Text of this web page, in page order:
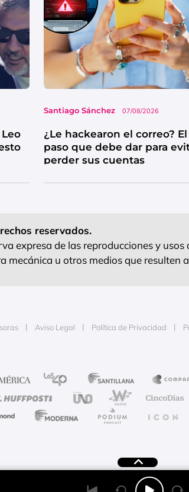
Santiago Sánchez 07/08/2026
¿Le hackearon el correo?
paso que debe dar para
perder sus cuentas
reservados.
expresa de las reproducciones y
mecánica u otros medios que resulten
Aviso Legal Política de Privacidad